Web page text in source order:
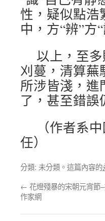
性，疑似點浩
中，方“辨”方
以上，至
刈蔓，清算蕪
所涉皆淺，進
了，甚至錯誤
（作者系
任）
分類: 未分類。這篇內容的
← 花燈殘暴的宋朝元宵節
作家網